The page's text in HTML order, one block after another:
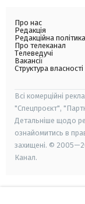
Про нас
Редакція
Редакційна політика
Про телеканал
Телеведучі
Вакансії
Структура власності
Всі комерційні
"Спецпроєкт",
Детальніше щодо
ознайомитись в
захищені. ©
Канал.